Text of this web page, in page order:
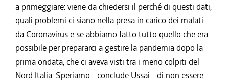
a primeggiare: viene da chiedersi il perché di questi dati,
quali problemi ci siano nella presa in carico dei malati
da Coronavirus e se abbiamo fatto tutto quello che era
possibile per prepararci a gestire la pandemia dopo la
prima ondata, che ci aveva visti tra i meno colpiti del
Nord Italia. Speriamo - conclude Ussai - di non essere